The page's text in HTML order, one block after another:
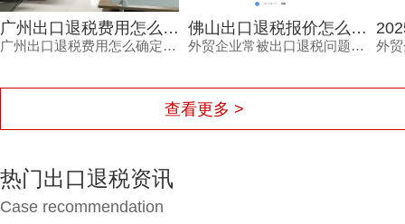
广州出口退税费用怎么确定？这三个细节不看清容易钱货两空
广州出口退税费用怎么确定？不同代理机构报价差异大，背后隐藏着服务范围、团队专业度、流程透明度与售后保障的多重考量。本文结合外贸企业真实痛点，梳理费用确定的三大细节，帮助负责人避开退税路上的坑，让每一笔销售收入都退得安心。
佛山出口退税报价怎么确定？每月报关单量是关键参考因素
外贸企业常被出口退税问题困扰，佛山出口退税报价怎么确定？本文从每月报关单量等维度拆解，帮助负责人了解报价逻辑。
查看更多 >
热门出口退税资讯
Case recommendation